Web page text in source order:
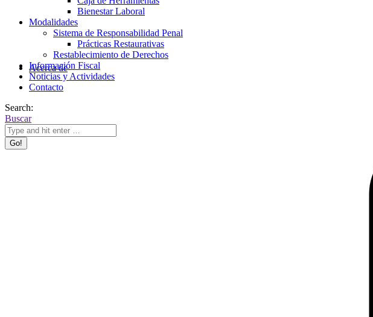
Bienestar Laboral
Modalidades
Sistema de Responsabilidad Penal
Prácticas Restaurativas
Restablecimiento de Derechos
Información Fiscal
Noticias y Actividades
Contacto
Search:
Buscar
Acerca de